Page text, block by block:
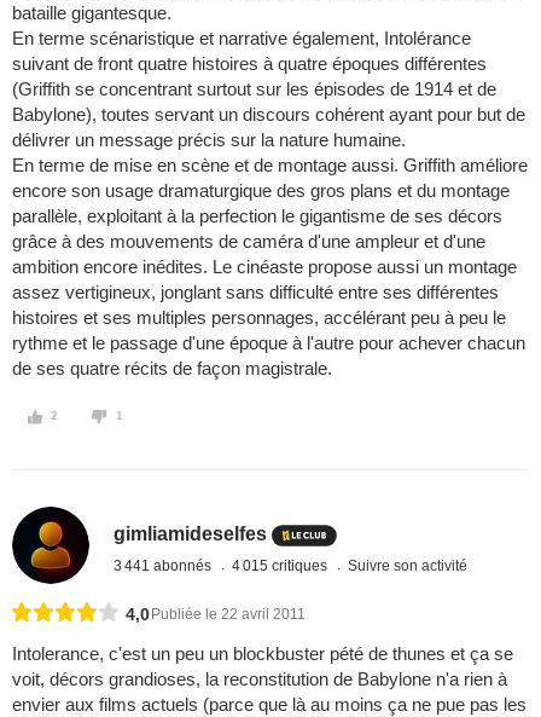
bataille gigantesque.
En terme scénaristique et narrative également, Intolérance
suivant de front quatre histoires à quatre époques différentes
(Griffith se concentrant surtout sur les épisodes de 1914 et de
Babylone), toutes servant un discours cohérent ayant pour but de
délivrer un message précis sur la nature humaine.
En terme de mise en scène et de montage aussi. Griffith améliore
encore son usage dramaturgique des gros plans et du montage
parallèle, exploitant à la perfection le gigantisme de ses décors
grâce à des mouvements de caméra d'une ampleur et d'une
ambition encore inédites. Le cinéaste propose aussi un montage
assez vertigineux, jonglant sans difficulté entre ses différentes
histoires et ses multiples personnages, accélérant peu à peu le
rythme et le passage d'une époque à l'autre pour achever chacun
de ses quatre récits de façon magistrale.
2 1
gimliamideselfes
3 441 abonnés 4 015 critiques Suivre son activité
4,0 Publiée le 22 avril 2011
Intolerance, c'est un peu un blockbuster pété de thunes et ça se
voit, décors grandioses, la reconstitution de Babylone n'a rien à
envier aux films actuels (parce que là au moins ça ne pue pas les